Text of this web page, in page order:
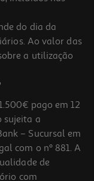
do dia da
Ao valor das
a utilização
pago em 12
sujeita a
– Sucursal em
com o nº 881. A
de
com